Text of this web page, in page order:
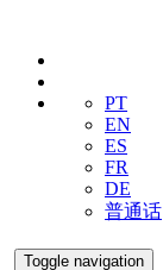
PT
EN
ES
FR
DE
普通话
Toggle navigation